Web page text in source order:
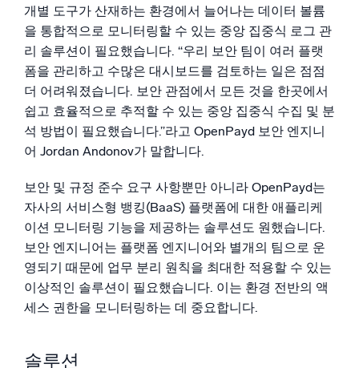
개별 도구가 산재하는 환경에서 늘어나는 데이터 볼륨
을 통합적으로 모니터링할 수 있는 중앙 집중식 로그 관
리 솔루션이 필요했습니다. “우리 보안 팀이 여러 플랫
폼을 관리하고 수많은 대시보드를 검토하는 일은 점점
더 어려워졌습니다. 보안 관점에서 모든 것을 한곳에서
쉽고 효율적으로 추적할 수 있는 중앙 집중식 수집 및 분
석 방법이 필요했습니다.”라고 OpenPayd 보안 엔지니
어 Jordan Andonov가 말합니다.
보안 및 규정 준수 요구 사항뿐만 아니라 OpenPayd는
자사의 서비스형 뱅킹(BaaS) 플랫폼에 대한 애플리케
이션 모니터링 기능을 제공하는 솔루션도 원했습니다.
보안 엔지니어는 플랫폼 엔지니어와 별개의 팀으로 운
영되기 때문에 업무 분리 원칙을 최대한 적용할 수 있는
이상적인 솔루션이 필요했습니다. 이는 환경 전반의 액
세스 권한을 모니터링하는 데 중요합니다.
솔루션